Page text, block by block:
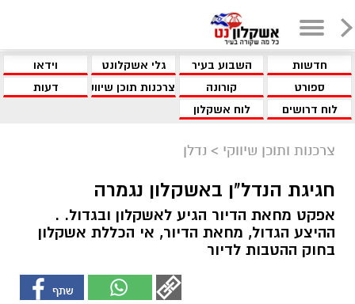
חדשות השבוע בעיר גלי אשקלונט
וידאו
ספורט
קורונה צרכנות תוכן שיווקי
דעות
לוח דרושים
לוח אשקלון
צרכנות ותוכן שיווקי > נדלן
חגיגת הנדל"ן באשקלון נגמרה
אפקט מחאת הדיור הגיע לאשקלון ובגדול. .
ההיצע הגדול, מחאת הדיור, אי הכללת אשקלון
בחוק ההטבות לדיור